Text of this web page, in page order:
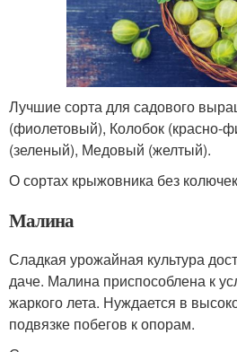
Лучшие сорта для садового
(фиолетовый), Колобок (красно-
(зеленый), Медовый (желтый).
О сортах крыжовника без
Малина
Сладкая урожайная культура
даче. Малина приспособлена к
жаркого лета. Нуждается в
подвязке побегов к опорам.